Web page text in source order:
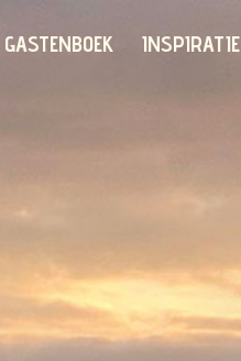
GASTENBOEK INSPIRATIE